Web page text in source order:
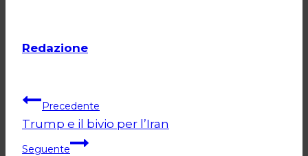
Redazione
Navigazione
articoli
Precedente
Trump e il bivio per l’Iran
Seguente